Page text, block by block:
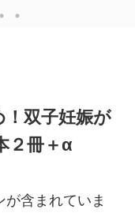
！双子妊娠が
２冊＋α
含まれていま